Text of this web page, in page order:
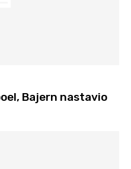
Bajern nastavio